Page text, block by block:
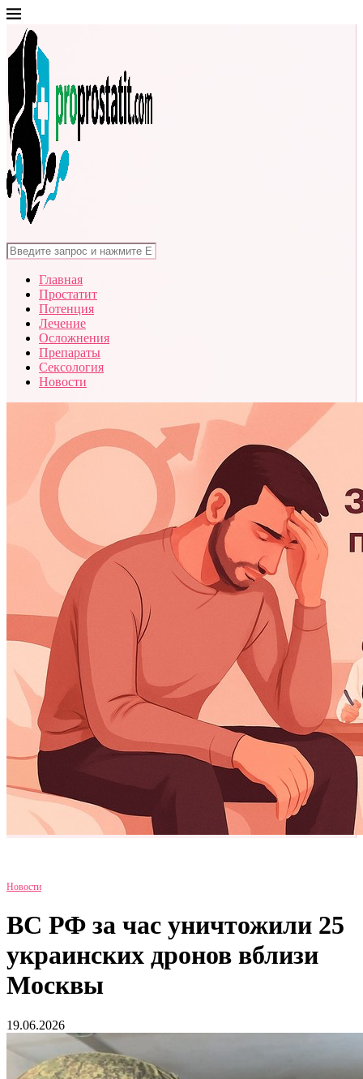
Главная
Простатит
Потенция
Лечение
Осложнения
Препараты
Сексология
Новости
Новости
ВС РФ за час уничтожили 25
украинских дронов вблизи
Москвы
19.06.2026